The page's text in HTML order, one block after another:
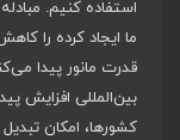
استفاده کنیم.
ما ایجاد کرده را
قدرت مانور پیدا
بین‌المللی افزایش
کشورها، امکان